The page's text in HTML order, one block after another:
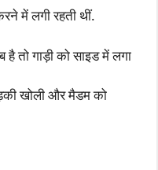
में लगी रहती थीं.
तो गाड़ी को साइड में लगा
खोली और मैडम को